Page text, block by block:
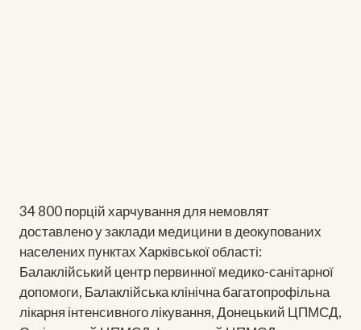
34 800 порцій харчування для немовлят
доставлено у заклади медицини в деокупованих
населених пунктах Харківської області:
Балаклійський центр первинної медико-санітарної
допомоги, Балаклійська клінічна багатопрофільна
лікарня інтенсивного лікування, Донецький ЦПМСД,